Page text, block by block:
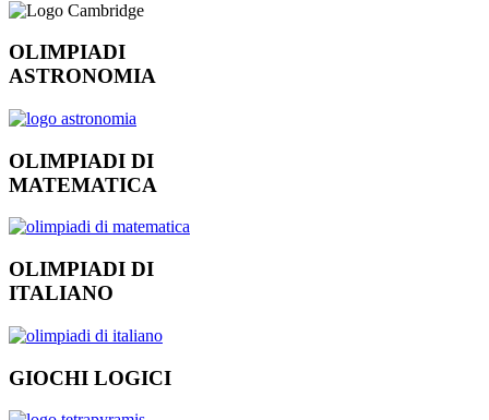
OLIMPIADI
ASTRONOMIA
OLIMPIADI DI
MATEMATICA
OLIMPIADI DI
ITALIANO
GIOCHI LOGICI